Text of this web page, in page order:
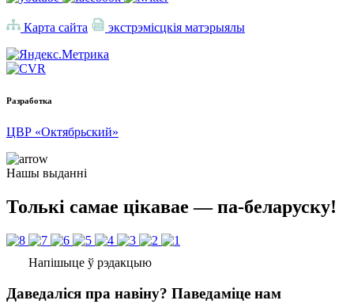
Карта сайта экстрэмісцкія матэрыялы
Разработка
ЦВР «Октябрьский»
Нашы выданні
Толькі самае цікавае — па-беларуску!
Напішыце ў рэдакцыю
Даведаліся пра навіну? Паведаміце нам